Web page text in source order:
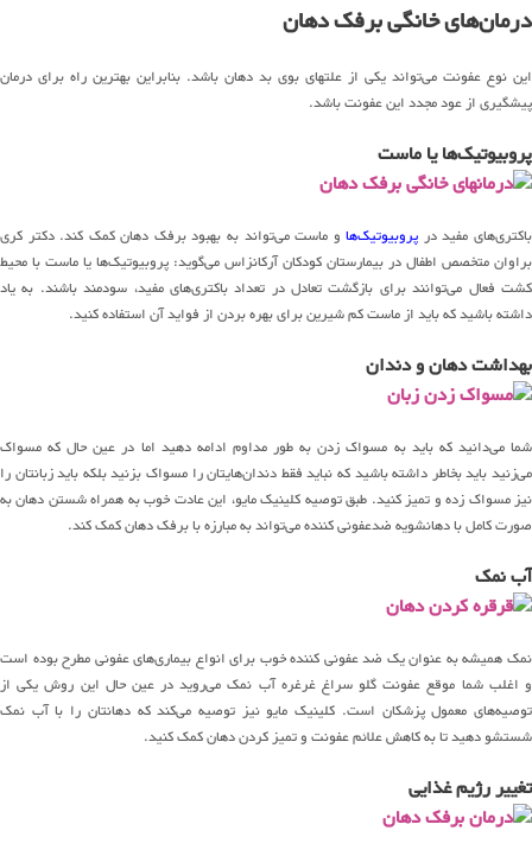
درمان‌های خانگی برفک دهان
این نوع عفونت می‌تواند یکی از علتهای بوی بد دهان باشد. بنابراین بهترین راه برای درمان
پیشگیری از عود مجدد این عفونت باشد.
پروبیوتیک‌ها یا ماست
باکتری‌های مفید در پروبیوتیک‌هاو ماست می‌تواند به بهبود برفک دهان کمک کند. دکتر کری
براوان متخصص اطفال در بیمارستان کودکان آرکانزاس می‌گوید: پروبیوتیک‌ها یا ماست با محیط
کشت فعال می‌توانند برای بازگشت تعادل در تعداد باکتری‌های مفید، سودمند باشند. به یاد
داشته باشید که باید از ماست کم شیرین برای بهره بردن از فواید آن استفاده کنید.
بهداشت دهان و دندان
شما می‌دانید که باید به مسواک زدن به طور مداوم ادامه دهید اما در عین حال که مسواک
می‌زنید باید بخاطر داشته باشید که نباید فقط دندان‌هایتان را مسواک بزنید بلکه باید زبانتان را
نیز مسواک زده و تمیز کنید. طبق توصیه کلینیک مایو، این عادت خوب به همراه شستن دهان به
صورت کامل با دهانشویه ضدعفونی کننده می‌تواند به مبارزه با برفک دهان کمک کند.
آب نمک
نمک همیشه به عنوان یک ضد عفونی کننده خوب برای انواع بیماری‌های عفونی مطرح بوده است
و اغلب شما موقع عفونت گلو سراغ غرغره آب نمک می‌روید در عین حال این روش یکی از
توصیه‌های معمول پزشکان است. کلینیک مایو نیز توصیه می‌کند که دهانتان را با آب نمک
شستشو دهید تا به کاهش علائم عفونت و تمیز کردن دهان کمک کنید.
تغییر رژیم غذایی